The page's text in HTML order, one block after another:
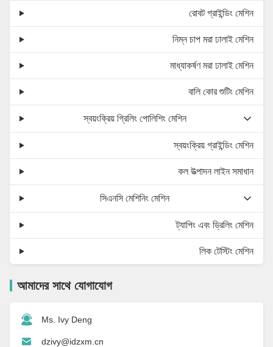
রোবট গ্রাইন্ডিং মেশিন
নিম্ন চাপ মরা ঢালাই মেশিন
মাধ্যাকর্ষণ মরা ঢালাই মেশিন
বালি কোর শুটিং মেশিন
স্বয়ংক্রিয় গ্রিলিং পোলিশিং মেশিন
স্বয়ংক্রিয় গ্রাইন্ডিং মেশিন
কল উত্পাদন লাইন সমাধান
সিএনসি মেশিনিং মেশিন
ট্যাপিং এবং ড্রিলিং মেশিন
লিক টেস্টিং মেশিন
আমাদের সাথে যোগাযোগ
Ms. Ivy Deng
dzivy@idzxm.cn